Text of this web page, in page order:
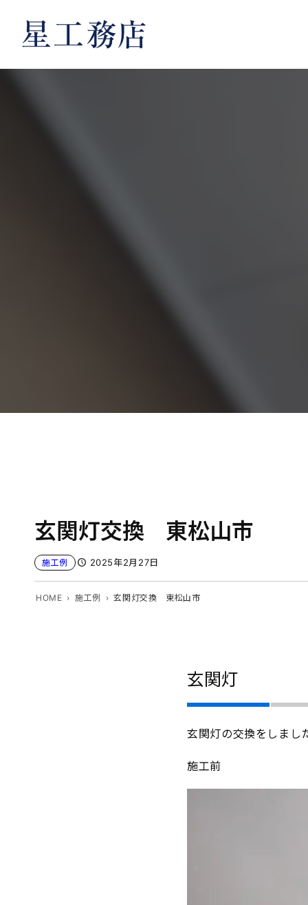
ス
玄関灯交換 東松山市
施工例 2025年2月27日
HOME 施工例 玄関灯交換 東松山市
玄関灯
玄関灯の交換をしまし
施工前